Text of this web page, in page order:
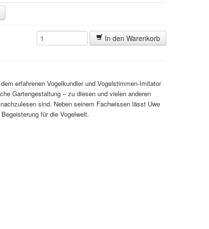
In den Warenkorb
erfahrenen Vogelkundler und Vogelstimmen-Imitator
Gartengestaltung – zu diesen und vielen anderen
sind. Neben seinem Fachwissen lässt Uwe
für die Vogelwelt.